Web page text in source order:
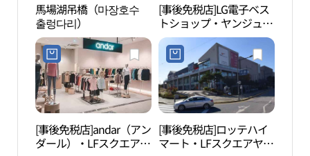
馬場湖吊橋（마장호수
출렁다리）
[事後免税店]LG電子ベス
トショップ・ヤンジュ
（楊州）店(LG전자 베스
트샵 양주점)
[事後免税店]andar（アン
ダール）・LFスクエアヤ
[事後免税店]ロッテハイ
マート・LFスクエアヤン